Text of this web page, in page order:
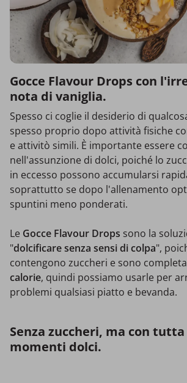
Gocce Flavour Drops con
nota di vaniglia.
Spesso ci coglie il desiderio di
spesso proprio dopo attività fisiche
e attivitò simili. È importante essere
nell'assunzione di dolci, poiché lo
in eccesso possono accumularsi
soprattutto se dopo l'allenamento
spuntini meno ponderati.
Le Gocce Flavour Drops sono la
"dolcificare senza sensi di colpa",
contengono zuccheri e sono
calorie, quindi possiamo usarle per
problemi qualsiasi piatto e bevanda.
Senza zuccheri, ma con
momenti dolci.